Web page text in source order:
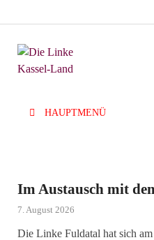
HAUPTMENÜ
Im Austausch mit
7. August 2026
Die Linke Fuldatal hat sich